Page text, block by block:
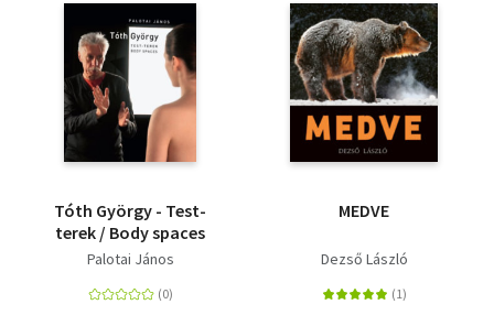
Tóth György - Test-
terek / Body spaces
Palotai János
MEDVE
Dezső László